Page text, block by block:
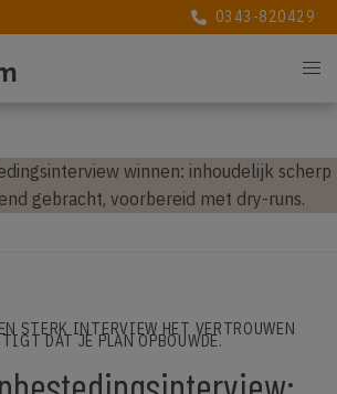
0343-820429
0343-820429
STERK INTERVIEW HET VERTROUWEN
DAT JE PLAN OPBOUWDE.